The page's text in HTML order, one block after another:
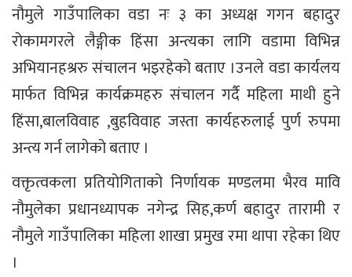
नौमुले गाउँपालिका वडा नः ३ का अध्यक्ष गगन बहादुर
रोकामगरले लैङ्गीक हिंसा अन्त्यका लागि वडामा विभिन्न
अभियानहश्ररु संचालन भइरहेको बताए ।उनले वडा कार्यलय
मार्फत विभिन्न कार्यक्रमहरु संचालन गर्दै महिला माथी हुने
हिंसा,बालविवाह ,बुहविवाह जस्ता कार्यहरुलाई पुर्ण रुपमा
अन्त्य गर्न लागेको बताए ।
वक्तृत्वकला प्रतियोगिताको निर्णायक मण्डलमा भैरव मावि
नौमुलेका प्रधानध्यापक नगेन्द्र सिह,कर्ण बहादुर तारामी र
नौमुले गाउँपालिका महिला शाखा प्रमुख रमा थापा रहेका थिए
।